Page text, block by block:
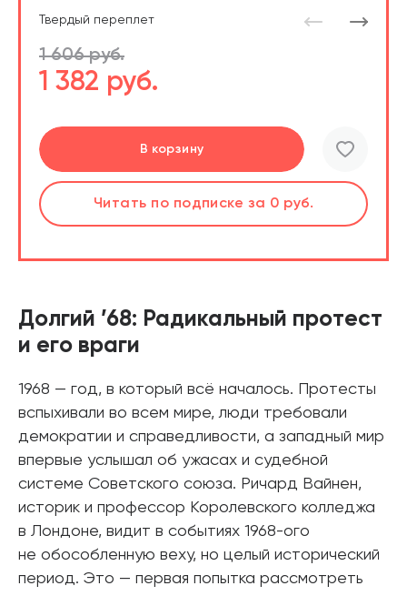
Твердый переплет
1 606 руб.
1 382 руб.
В корзину
В корзине
Читать по подписке за 0 руб.
Перейти
Читать по подписке за 0 руб.
Долгий ’68: Радикальный протест
и его враги
1968 — год, в который всё началось. Протесты
вспыхивали во всем мире, люди требовали
демократии и справедливости, а западный мир
впервые услышал об ужасах и судебной
системе Советского союза. Ричард Вайнен,
историк и профессор Королевского колледжа
в Лондоне, видит в событиях 1968-ого
не обособленную веху, но целый исторический
период. Это — первая попытка рассмотреть